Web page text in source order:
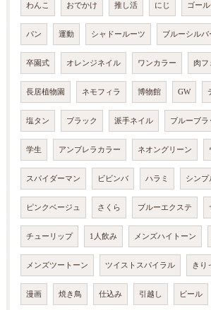
わんこ おでかけ 推し活 にじ ゴー
パン 運動 シャドールーツ ブルーシルバ
卒園式 オレンジネイル ワンカラー 肉フ
長居植物園 ネモフィラ 博物館 GW
塩タン ブラック 派手ネイル ブルーブラ
学生 アンブレラカラー ネオングリーン
スパイダーマン ビビンバ ハラミ シンプ
ピンクベージュ さくら ブルーエクステ
チューリップ 1人飲み メンズハイトーン
メンズツートーン ツイストスパイラル きり
漫画 焼き鳥 仕込み 引越し ビール